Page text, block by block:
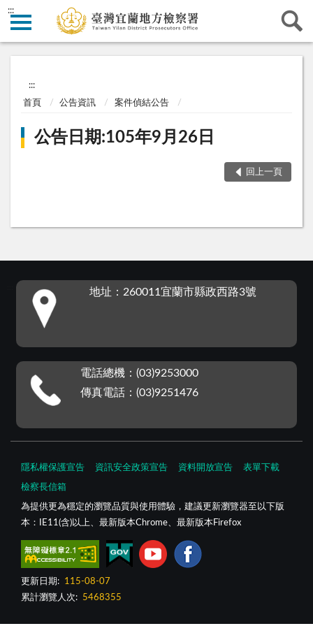
:::
:::
首頁 公告資訊 案件偵結公告
公告日期:105年9月26日
回上一頁
地址：260011宜蘭市縣政西路3號
電話總機：(03)9253000
傳真電話：(03)9251476
隱私權保護宣告 資訊安全政策宣告 資料開放宣告 表單下載
檢察長信箱
為提供更為穩定的瀏覽品質與使用體驗，建議更新瀏覽器至以下版
本：IE11(含)以上、最新版本Chrome、最新版本Firefox
更新日期:
115-08-07
累計瀏覽人次:
5468355